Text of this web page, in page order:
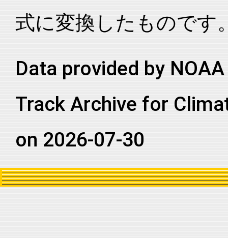
2025273N09248 2025 82 EP MM
2025273N09248 2025 82 EP MM
2025273N09248
2025273N09248 2025 82 EP MM
2025273N09248 2025 82
2025273N09248 2025 82 EP MM
式に変換したものです
Data provided by
Track Archive for
on 2026-07-30